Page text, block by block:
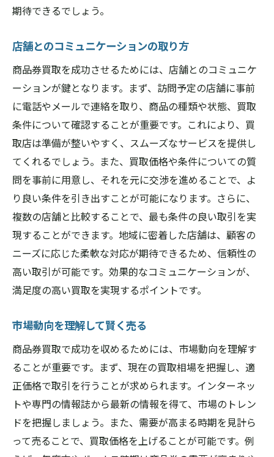
期待できるでしょう。
店舗とのコミュニケーションの取り方
商品券買取を成功させるためには、店舗とのコミュニケ
ーションが鍵となります。まず、訪問予定の店舗に事前
に電話やメールで連絡を取り、商品の種類や状態、買取
条件について確認することが重要です。これにより、買
取店は準備が整いやすく、スムーズなサービスを提供し
てくれるでしょう。また、買取価格や条件についての質
問を事前に用意し、それを元に交渉を進めることで、よ
り良い条件を引き出すことが可能になります。さらに、
複数の店舗と比較することで、最も条件の良い取引を実
現することができます。地域に密着した店舗は、顧客の
ニーズに応じた柔軟な対応が期待できるため、信頼性の
高い取引が可能です。効果的なコミュニケーションが、
満足度の高い買取を実現するポイントです。
市場動向を理解して賢く売る
商品券買取で成功を収めるためには、市場動向を理解す
ることが重要です。まず、現在の買取相場を把握し、適
正価格で取引を行うことが求められます。インターネッ
トや専門の情報誌から最新の情報を得て、市場のトレン
ドを把握しましょう。また、需要が高まる時期を見計ら
って売ることで、買取価格を上げることが可能です。例